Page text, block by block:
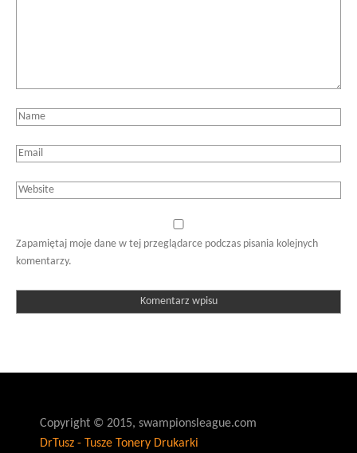
Zapamiętaj moje dane w tej przeglądarce podczas pisania kolejnych
komentarzy.
Copyright © 2015, swampionsleague.com
DrTusz - Tusze Tonery Drukarki